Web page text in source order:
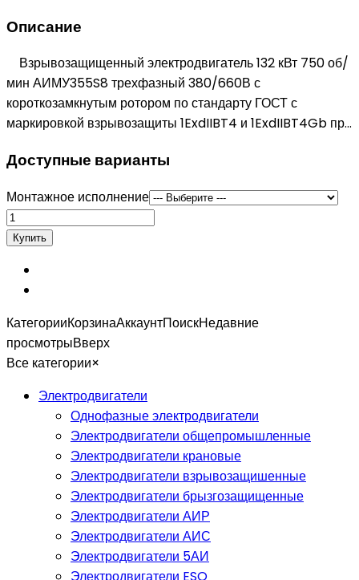
Описание
Взрывозащищенный электродвигатель 132 кВт 750 об/
мин АИМУ355S8 трехфазный 380/660В с
короткозамкнутым ротором по стандарту ГОСТ с
маркировкой взрывозащиты 1ExdIIBT4 и 1ExdIIBT4Gb пр...
Доступные варианты
Монтажное исполнение
КатегорииКорзинаАккаунтПоискНедавние
просмотрыВверх
Все категории×
Электродвигатели
Однофазные электродвигатели
Электродвигатели общепромышленные
Электродвигатели крановые
Электродвигатели взрывозащишенные
Электродвигатели брызгозащищенные
Электродвигатели АИР
Электродвигатели АИС
Электродвигатели 5АИ
Электродвигатели ESQ